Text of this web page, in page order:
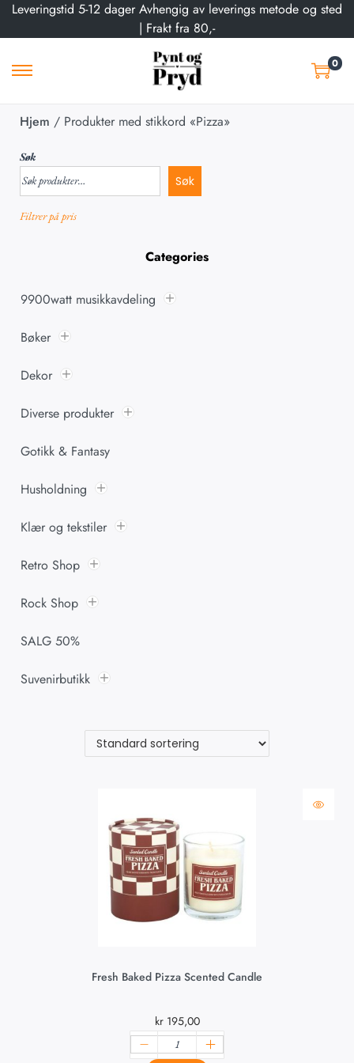
Leveringstid 5-12 dager Avhengig av leverings metode og sted
| Frakt fra 80,-
0
Hjem / Produkter med stikkord «Pizza»
Søk
Søk
Filtrer på pris
Categories
9900watt musikkavdeling
Bøker
Dekor
Diverse produkter
Gotikk & Fantasy
Husholdning
Klær og tekstiler
Retro Shop
Rock Shop
SALG 50%
Suvenirbutikk
Fresh Baked Pizza Scented Candle
kr195,00